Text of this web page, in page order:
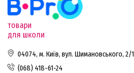
товари
для школи
04074, м. Київ, вул. Шимановського, 2/1
(068) 418-61-24